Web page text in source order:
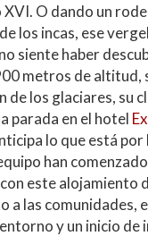
O dando un
los incas, ese
siente haber
metros de altitud,
de los glaciares, su
parada en el hotel
lo que está por
han
este alojamiento
a las comunidades,
y un inicio de